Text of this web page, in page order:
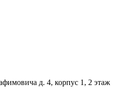
д. 4, корпус 1, 2 этаж